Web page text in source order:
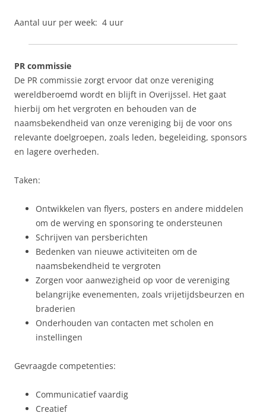
Aantal uur per week: 4 uur
PR commissie
De PR commissie zorgt ervoor dat onze vereniging
wereldberoemd wordt en blijft in Overijssel. Het gaat
hierbij om het vergroten en behouden van de
naamsbekendheid van onze vereniging bij de voor ons
relevante doelgroepen, zoals leden, begeleiding, sponsors
en lagere overheden.
Taken:
Ontwikkelen van flyers, posters en andere middelen
om de werving en sponsoring te ondersteunen
Schrijven van persberichten
Bedenken van nieuwe activiteiten om de
naamsbekendheid te vergroten
Zorgen voor aanwezigheid op voor de vereniging
belangrijke evenementen, zoals vrijetijdsbeurzen en
braderien
Onderhouden van contacten met scholen en
instellingen
Gevraagde competenties:
Communicatief vaardig
Creatief